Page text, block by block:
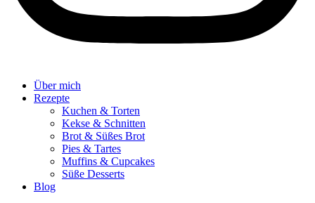
Über mich
Rezepte
Kuchen & Torten
Kekse & Schnitten
Brot & Süßes Brot
Pies & Tartes
Muffins & Cupcakes
Süße Desserts
Blog